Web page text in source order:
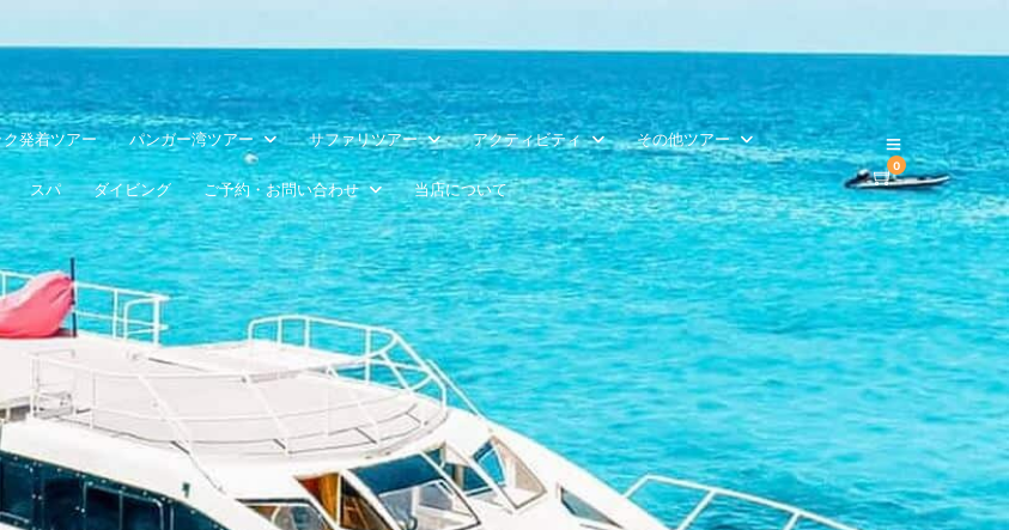
発着ツアー パンガー湾ツアー サファリツアー アクティビティ その他ツアー
スパ ダイビング ご予約・お問い合わせ 当店について
0